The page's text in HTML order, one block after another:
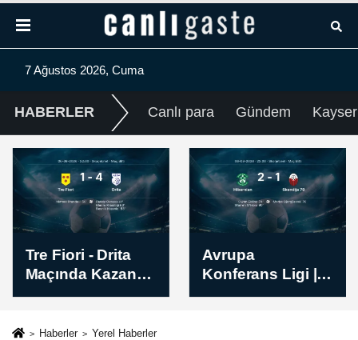
7 Ağustos 2026, Cuma
HABERLER Canlı para Gündem
Tre Fiori - Drita
Maçında Kazanan
Belli Oldu! İşte
Avrupa
Konferans Ligi |
Hibernian -
Haberler Yerel Haberler